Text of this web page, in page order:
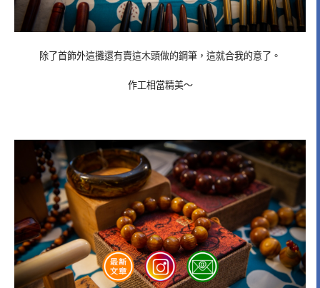
除了首飾外這攤還有賣這木頭做的鋼筆，這就合我的意了。
作工相當精美～